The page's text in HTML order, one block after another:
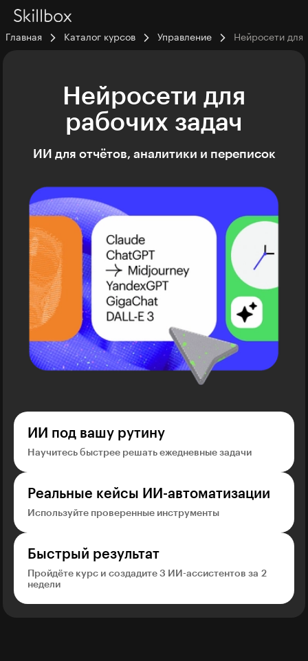
Главная Каталог курсов Управление Нейросети для
Нейросети для
рабочих задач
ИИ для отчётов, аналитики и переписок
ИИ под вашу рутину
Научитесь быстрее решать ежедневные задачи
Реальные кейсы ИИ-автоматизации
Используйте проверенные инструменты
Быстрый результат
Пройдёте курс и создадите 3 ИИ-ассистентов за 2
недели